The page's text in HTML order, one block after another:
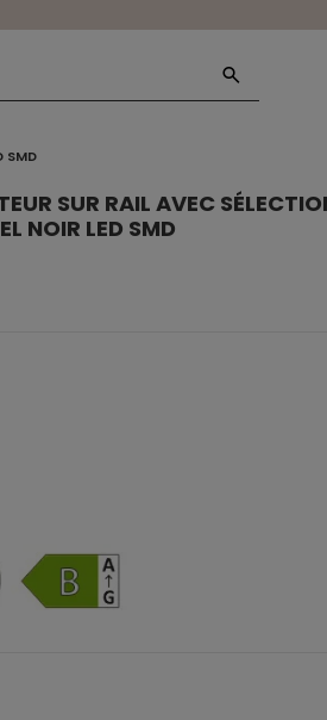
SMD
SUR RAIL AVEC
NOIR LED SMD